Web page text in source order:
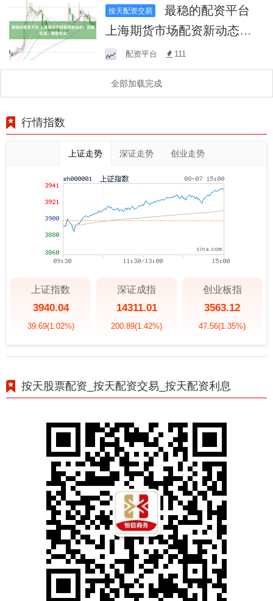
按天配资交易
最稳的配资平台
上海期货市场配资新动态：
把握机遇，稳健投资
配资平台 111
全部加载完成
行情指数
上证走势 深证走势 创业走势
上证指数
3940.04
39.69(1.02%)
深证成指
14311.01
200.89(1.42%)
创业板指
3563.12
47.56(1.35%)
按天股票配资_按天配资交易_按天配资利息